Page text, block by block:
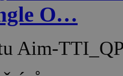
O…
Aim-